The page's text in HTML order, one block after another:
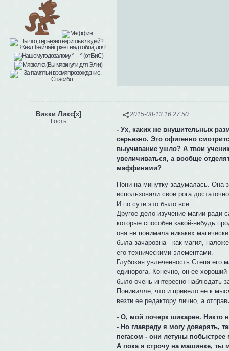
2015-08-13 16:27:50
Викки Ликс[x]
Гость
- Ух, каких же внушительных
серьезно. Это офигенно
выучивание ушло? А твои
увеличиваться, а вообще
маффинами?
Пони на минутку задумалась. Она
использовали свои рога
И по сути это было все.
Другое дело изучение магии ради
которые способен какой-нибудь
она не понимала никаких
была зачаровна - как магия,
его техническими элементами.
Глубокая увлеченность Степа его
единорога. Конечно, он ее
было очень интересно наблюдать
Понивилле, что и привело ее к
везти ее редактору лично, а
- О, мой почерк шикарен. Никто
- Но главреду я могу доверять,
пегасом - они летуны побыстрее
А пока я строчу на машинке, ты